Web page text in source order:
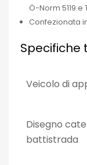
Ö-Norm 5119 e
Confezionata
Specifiche
Veicolo di
Disegno
battistrada